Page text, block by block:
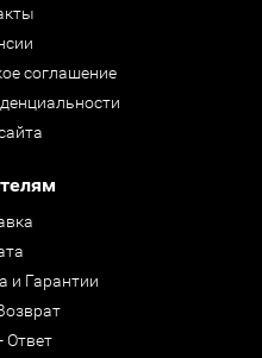
соглашение
и Гарантии
Ответ